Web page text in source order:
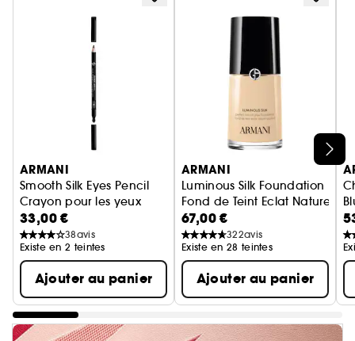
Ignorer le carrousel produits
ARMANI
Smooth Silk Eyes Pencil
Crayon pour les yeux
33,00 €
38avis
Existe en 2 teintes
Ajouter au panier
ARMANI
Luminous Silk Foundation
Fond de Teint Eclat Naturel
67,00 €
322avis
Existe en 28 teintes
Ajouter au panier